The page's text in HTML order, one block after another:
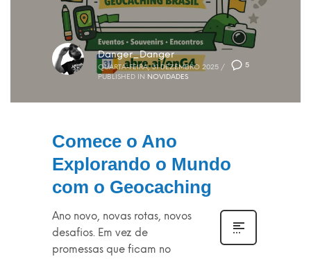
5
Danger_Danger
QUARTA-FEIRA, 31 DEZEMBRO 2025 /
PUBLISHED IN NOVIDADES
Comece o Ano
Explorando o Mundo
com o Geocaching
Ano novo, novas rotas, novos
desafios. Em vez de
promessas que ficam no